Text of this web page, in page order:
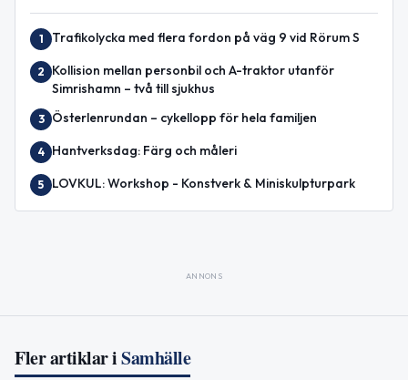
1 Trafikolycka med flera fordon på väg 9 vid Rörum S
2
Kollision mellan personbil och A-traktor utanför
Simrishamn – två till sjukhus
3 Österlenrundan – cykellopp för hela familjen
4 Hantverksdag: Färg och måleri
5 LOVKUL: Workshop - Konstverk & Miniskulpturpark
ANNONS
Fler artiklar iSamhälle